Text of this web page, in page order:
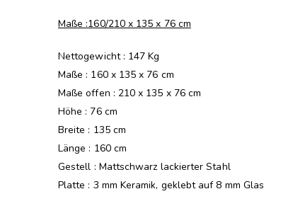
Maße :160/210 x 135 x 76 cm
Nettogewicht : 147 Kg
Maße : 160 x 135 x 76 cm
Maße offen : 210 x 135 x 76 cm
Höhe : 76 cm
Breite : 135 cm
Länge : 160 cm
Gestell : Mattschwarz lackierter Stahl
Platte : 3 mm Keramik, geklebt auf 8 mm Glas